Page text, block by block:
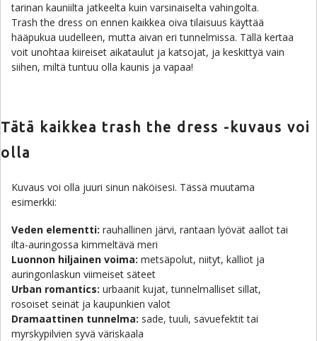
tarinan kauniilta jatkeelta kuin varsinaiselta vahingolta.
Trash the dress on ennen kaikkea oiva tilaisuus käyttää
hääpukua uudelleen, mutta aivan eri tunnelmissa. Tällä kertaa
voit unohtaa kiireiset aikataulut ja katsojat, ja keskittyä vain
siihen, miltä tuntuu olla kaunis ja vapaa!
Tätä kaikkea trash the dress -kuvaus voi
olla
Kuvaus voi olla juuri sinun näköisesi. Tässä muutama
esimerkki:
Veden elementti: rauhallinen järvi, rantaan lyövät aallot tai
ilta-auringossa kimmeltävä meri
Luonnon hiljainen voima: metsäpolut, niityt, kalliot ja
auringonlaskun viimeiset säteet
Urban romantics: urbaanit kujat, tunnelmalliset sillat,
rosoiset seinät ja kaupunkien valot
Dramaattinen tunnelma: sade, tuuli, savuefektit tai
myrskypilvien syvä väriskaala